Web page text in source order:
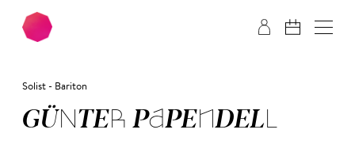
Zum Hauptinhalt springen Zum Footer springen
Solist - Bariton
GÜN­TER PA­PEN­DELL